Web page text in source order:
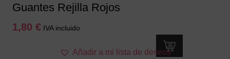
Guantes Rejilla Rojos
1,80 € IVA incluido
Añadir a mi lista de deseos